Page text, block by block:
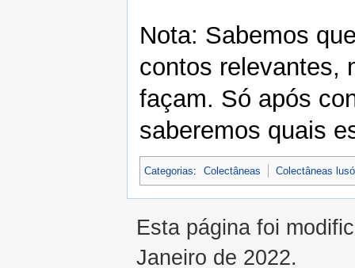
Nota: Sabemos
contos relevantes,
façam. Só após
saberemos quais
Categorias: Colectâneas Colectâneas
Esta página foi
Janeiro de 2022.